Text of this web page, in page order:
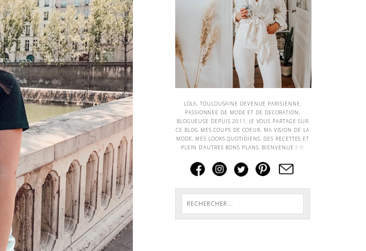
LOLA, TOULOUSAINE DEVENUE PARISIENNE.
PASSIONNEE DE MODE ET DE DECORATION,
BLOGUEUSE DEPUIS 2011. JE VOUS PARTAGE SUR
CE BLOG MES COUPS DE COEUR, MA VISION DE LA
MODE, MES LOOKS QUOTIDIENS, DES RECETTES ET
PLEIN D'AUTRES BONS PLANS. BIENVENUE ! ♡